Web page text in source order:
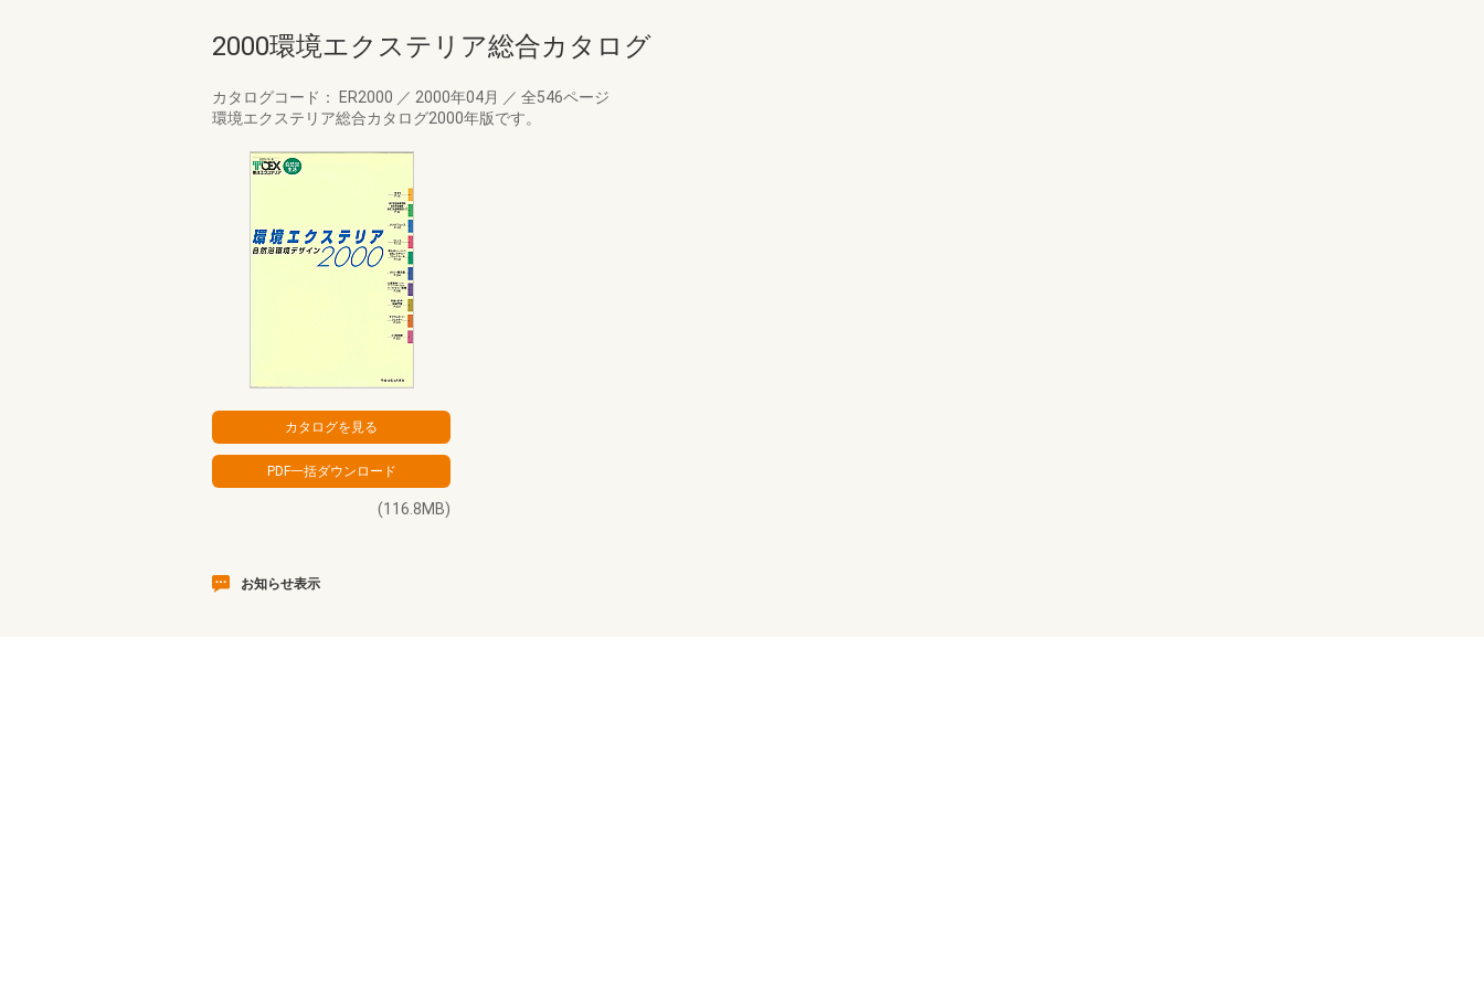
2000環境エクステリア総合カタログ
カタログコード： ER2000 ／ 2000年04月 ／ 全546ページ
環境エクステリア総合カタログ2000年版です。
(116.8MB)
お知らせ表示